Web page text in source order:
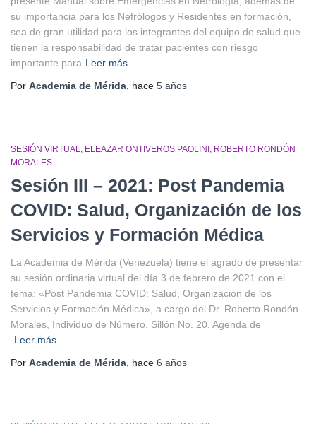
su importancia para los Nefrólogos y Residentes en formación,
sea de gran utilidad para los integrantes del equipo de salud que
tienen la responsabilidad de tratar pacientes con riesgo
importante para Leer más…
Por Academia de Mérida , hace 5 años
SESIÓN VIRTUAL ELEAZAR ONTIVEROS PAOLINI
ROBERTO RONDÓN
MORALES
Sesión III – 2021: Post Pandemia
COVID: Salud, Organización de los
Servicios y Formación Médica
La Academia de Mérida (Venezuela) tiene el agrado de presentar
su sesión ordinaria virtual del día 3 de febrero de 2021 con el
tema: «Post Pandemia COVID: Salud, Organización de los
Servicios y Formación Médica», a cargo del Dr. Roberto Rondón
Morales, Individuo de Número, Sillón No. 20. Agenda de
Leer más…
Por Academia de Mérida , hace 6 años